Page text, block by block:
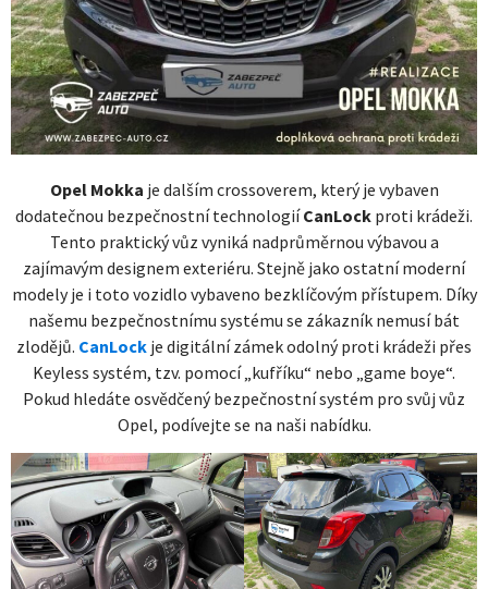
Opel Mokka je dalším crossoverem, který je vybaven
dodatečnou bezpečnostní technologiíCanLock proti krádeži.
Tento praktický vůz vyniká nadprůměrnou výbavou a
zajímavým designem exteriéru. Stejně jako ostatní moderní
modely je i toto vozidlo vybaveno bezklíčovým přístupem. Díky
našemu bezpečnostnímu systému se zákazník nemusí bát
zlodějů. CanLock je digitální zámek odolný proti krádeži přes
Keyless systém, tzv. pomocí „kufříku“ nebo „game boye“.
Pokud hledáte osvědčený bezpečnostní systém pro svůj vůz
Opel, podívejte se na naši nabídku.